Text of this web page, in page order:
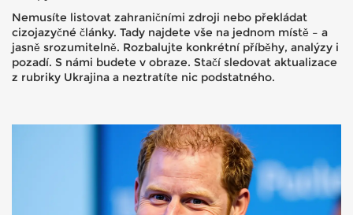
Nemusíte listovat zahraničními zdroji nebo překládat
cizojazyčné články. Tady najdete vše na jednom místě – a
jasně srozumitelně. Rozbalujte konkrétní příběhy, analýzy i
pozadí. S námi budete v obraze. Stačí sledovat aktualizace
z rubriky Ukrajina a neztratíte nic podstatného.